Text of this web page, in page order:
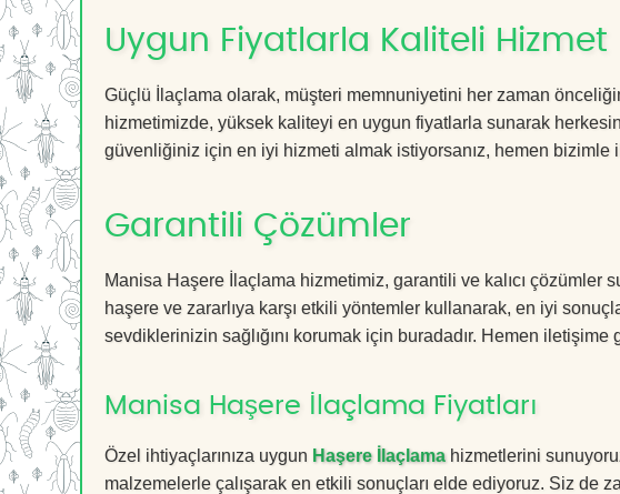
Uygun Fiyatlarla Kaliteli Hizmet
Güçlü İlaçlama olarak, müşteri memnuniyetini her zaman
hizmetimizde, yüksek kaliteyi en uygun fiyatlarla sunarak
güvenliğiniz için en iyi hizmeti almak istiyorsanız, hemen bizimle
Garantili Çözümler
Manisa Haşere İlaçlama hizmetimiz, garantili ve kalıcı çözümler
haşere ve zararlıya karşı etkili yöntemler kullanarak, en iyi
sevdiklerinizin sağlığını korumak için buradadır. Hemen
Manisa Haşere İlaçlama Fiyatları
Özel ihtiyaçlarınıza uygun Haşere İlaçlamahizmetlerini
malzemelerle çalışarak en etkili sonuçları elde ediyoruz. Siz de